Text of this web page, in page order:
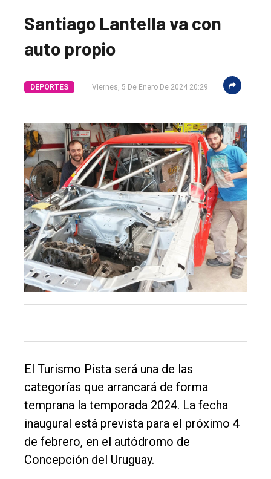
El
único
DIARIO
Balcarce
Inicio
Tendencia
Cultura
Entrevistas
Rural
Deportes
Santiago Lantella va con
auto propio
DEPORTES Viernes, 5 De Enero De 2024 20:29
El Turismo Pista será una de las
categorías que arrancará de forma
temprana la temporada 2024. La fecha
inaugural está prevista para el próximo 4
de febrero, en el autódromo de
Concepción del Uruguay.